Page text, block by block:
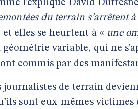
l’explique David
du terrain s’arrêtent
elles se heurtent à « une
géométrie variable, qui ne
commis par des
journalistes de terrain
sont eux-mêmes victimes